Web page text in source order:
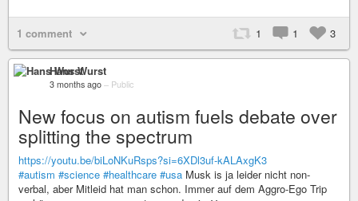
1 comment 1 1 3
Hans Wurst
3 months ago – Public
New focus on autism fuels debate over
splitting the spectrum
https://youtu.be/biLoNKuRsps?si=6XDl3uf-kALAxgK3
#autism #science #healthcare #usa Musk is ja leider nicht non-
verbal, aber Mitleid hat man schon. Immer auf dem Aggro-Ego Trip